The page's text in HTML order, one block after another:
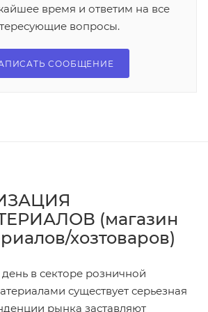
время и ответим на все
вопросы.
СООБЩЕНИЕ
(магазин
хозтоваров)
в секторе розничной
существует серьезная
рынка заставляют